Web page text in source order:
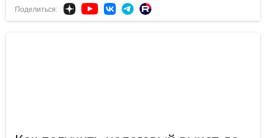
Поделиться: